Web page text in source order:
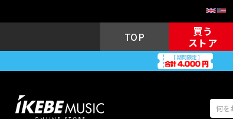
TOP
買う
ストア